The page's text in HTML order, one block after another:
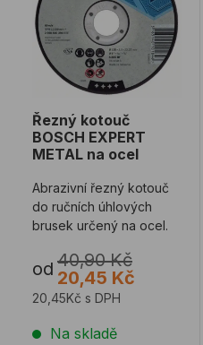
Řezný kotouč
BOSCH EXPERT
METAL na ocel
Abrazivní řezný kotouč
do ručních úhlových
brusek určený na ocel.
od 40,90 Kč
20,45 Kč
20,45Kč s DPH
Na skladě